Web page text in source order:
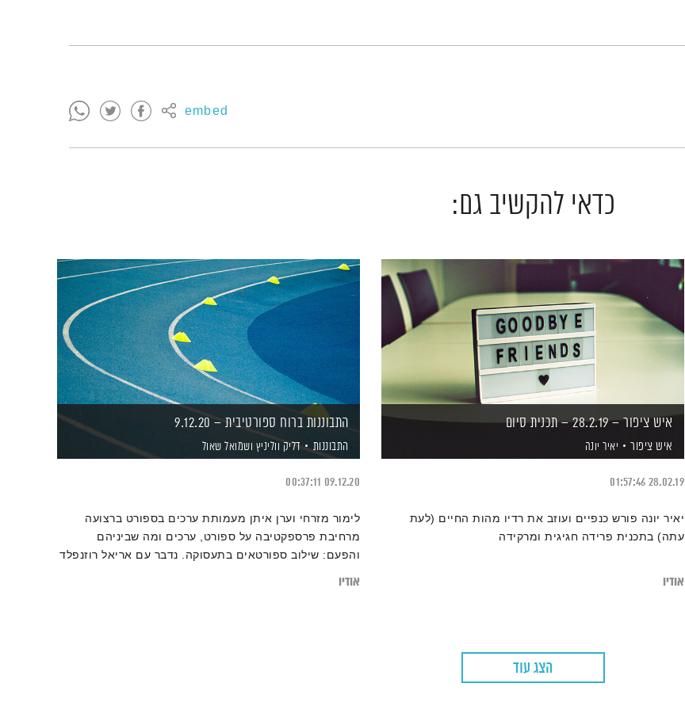
embed
כדאי להקשיב גם:
איש ציפור – 28.2.19 – תכנית סיום
איש ציפור יאיר יונה
28.02.19
01:57:46
יאיר יונה פורש כנפיים ועוזב את רדיו מהות החיים (לעת
עתה) בתכנית פרידה חגיגית ומרקידה
אודיו
התבוננות ברוח ספורטיבית – 9.12.20
התבוננות דליק ווליניץ ושמואל שאול
09.12.20
00:37:11
לימור מזרחי וערן איתן מעמותת ערכים בספורט ברצועה
מרחיבת פרספקטיבה על ספורט, ערכים ומה שביניהם
והפעם: שילוב ספורטאים בתעסוקה. נדבר עם אריאל רוזנפלד
אודיו
הצג עוד